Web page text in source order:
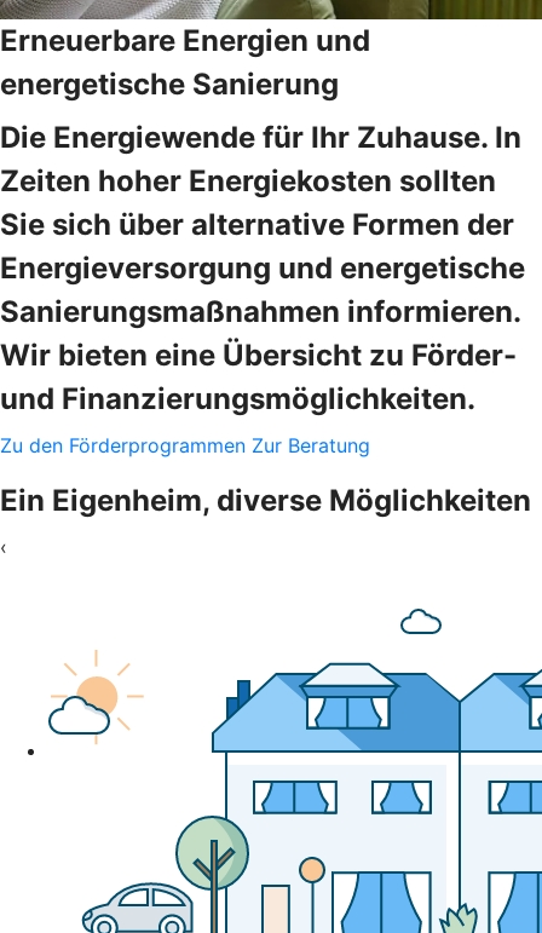
Erneuerbare Energien und
energetische Sanierung
Die Energiewende für Ihr Zuhause. In
Zeiten hoher Energiekosten sollten
Sie sich über alternative Formen der
Energieversorgung und energetische
Sanierungsmaßnahmen informieren.
Wir bieten eine Übersicht zu Förder-
und Finanzierungsmöglichkeiten.
Zu den Förderprogrammen Zur Beratung
Ein Eigenheim, diverse Möglichkeiten
‹